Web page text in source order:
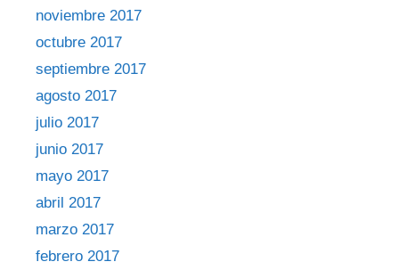
noviembre 2017
octubre 2017
septiembre 2017
agosto 2017
julio 2017
junio 2017
mayo 2017
abril 2017
marzo 2017
febrero 2017